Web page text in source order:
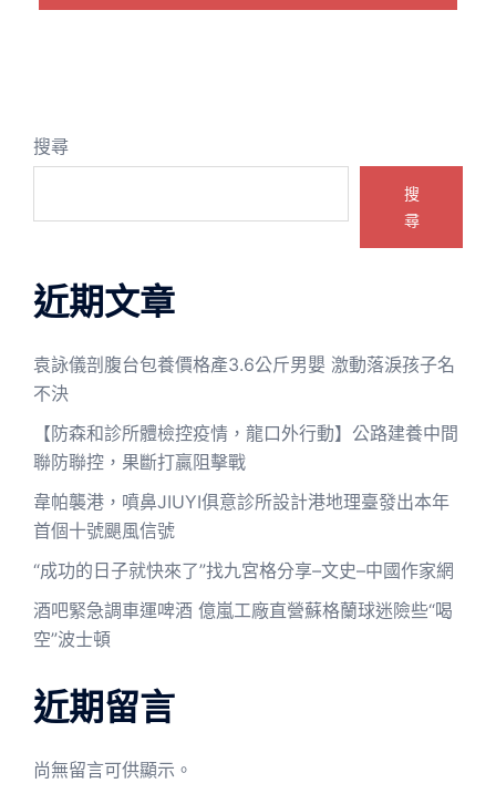
搜尋
搜
尋
近期文章
袁詠儀剖腹台包養價格產3.6公斤男嬰 激動落淚孩子名
不決
【防森和診所體檢控疫情，龍口外行動】公路建養中間
聯防聯控，果斷打贏阻擊戰
韋帕襲港，噴鼻JIUYI俱意診所設計港地理臺發出本年
首個十號颶風信號
“成功的日子就快來了”找九宮格分享–文史–中國作家網
酒吧緊急調車運啤酒 億嵐工廠直營蘇格蘭球迷險些“喝
空”波士頓
近期留言
尚無留言可供顯示。